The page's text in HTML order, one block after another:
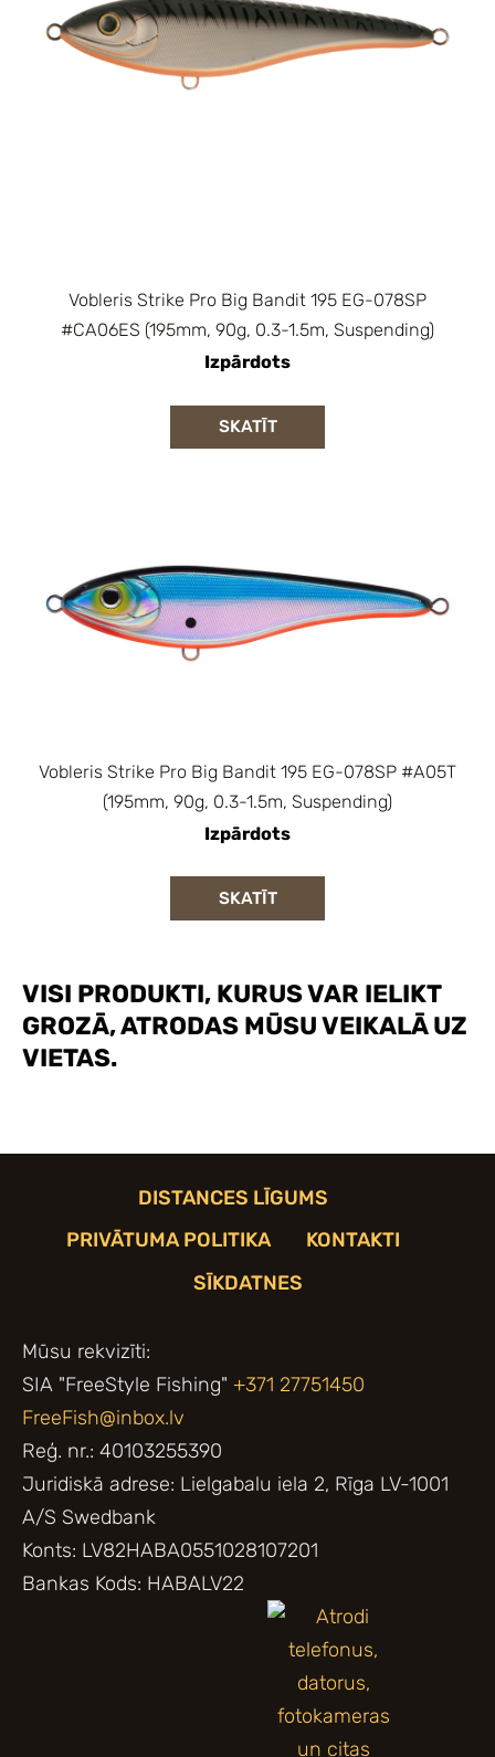
VISI PRODUKTI, KURUS VAR IELIKT
GROZĀ, ATRODAS MŪSU VEIKALĀ UZ
VIETAS.
Vobleris Strike Pro Big Bandit 195 EG-078SP
#CA06ES (195mm, 90g, 0.3-1.5m, Suspending)
Izpārdots
SKATĪT
Vobleris Strike Pro Big Bandit 195 EG-078SP #A05T
(195mm, 90g, 0.3-1.5m, Suspending)
Izpārdots
SKATĪT
DISTANCES LĪGUMS
PRIVĀTUMA POLITIKA
KONTAKTI
SĪKDATNES
Mūsu rekvizīti:
SIA "FreeStyle Fishing" +371 27751450
FreeFish@inbox.lv
Reģ. nr.: 40103255390
Juridiskā adrese: Lielgabalu iela 2, Rīga LV-1001
A/S Swedbank
Konts: LV82HABA0551028107201
Bankas Kods: HABALV22